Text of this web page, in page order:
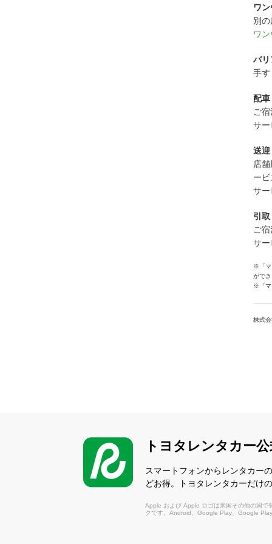
ワ
別
ワ
バリ
手す
配車
ご
サー
送迎
店
ー
サー
引取
ご
サー
※「マ
がで
※「マ
株式
トヨタレンタカー
スマートフォンからレンタカー
どお得。トヨタレンタカーだけ
Apple および Apple ロゴは米国その他の国
クです。Android、Google Play、Google